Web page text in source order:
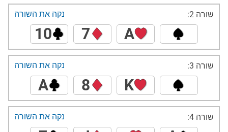
שורה 2:
A
7
10
נקה את השורה
שורה 3:
K
8
A
נקה את השורה
שורה 4: נקה את השורה